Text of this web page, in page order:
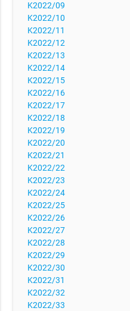
K2022/09
K2022/10
K2022/11
K2022/12
K2022/13
K2022/14
K2022/15
K2022/16
K2022/17
K2022/18
K2022/19
K2022/20
K2022/21
K2022/22
K2022/23
K2022/24
K2022/25
K2022/26
K2022/27
K2022/28
K2022/29
K2022/30
K2022/31
K2022/32
K2022/33